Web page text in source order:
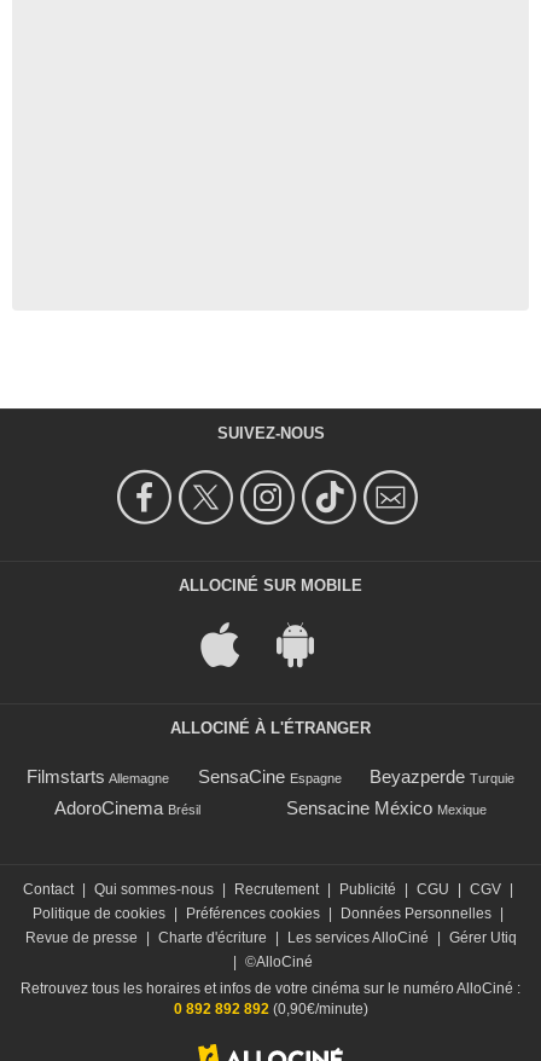
SUIVEZ-NOUS
ALLOCINÉ SUR MOBILE
ALLOCINÉ À L'ÉTRANGER
Filmstarts Allemagne SensaCine Espagne Beyazperde Turquie
AdoroCinema Brésil Sensacine México Mexique
Contact Qui sommes-nous Recrutement Publicité CGU CGV
Politique de cookies
Préférences cookies Données Personnelles
Revue de presse
Charte d'écriture Les services AlloCiné
Gérer Utiq
©AlloCiné
Retrouvez tous les horaires et infos de votre cinéma sur le numéro AlloCiné :
0 892 892 892(0,90€/minute)